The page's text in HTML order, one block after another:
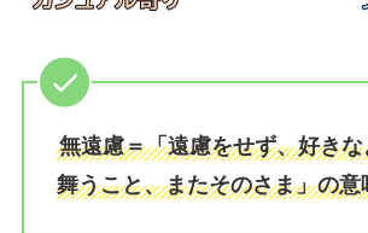
無遠慮＝「遠慮をせず、好き
舞うこと、またそのさま」の意